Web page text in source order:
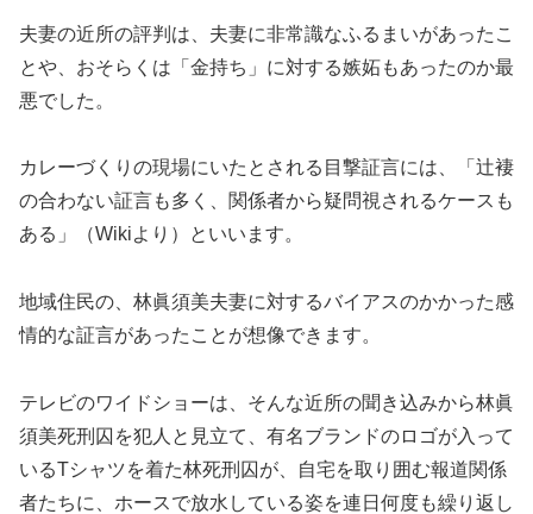
夫妻の近所の評判は、夫妻に非常識なふるまいがあったこ
とや、おそらくは「金持ち」に対する嫉妬もあったのか最
悪でした。
カレーづくりの現場にいたとされる目撃証言には、「辻褄
の合わない証言も多く、関係者から疑問視されるケースも
ある」（Wikiより）といいます。
地域住民の、林眞須美夫妻に対するバイアスのかかった感
情的な証言があったことが想像できます。
テレビのワイドショーは、そんな近所の聞き込みから林眞
須美死刑囚を犯人と見立て、有名ブランドのロゴが入って
いるTシャツを着た林死刑囚が、自宅を取り囲む報道関係
者たちに、ホースで放水している姿を連日何度も繰り返し